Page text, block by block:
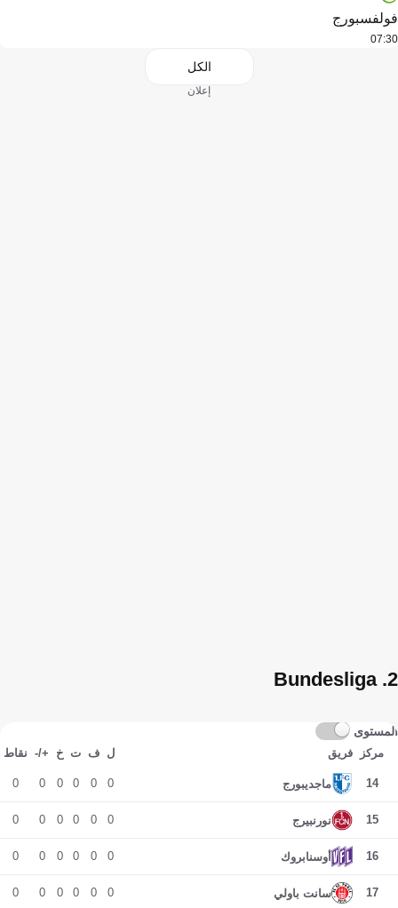
فولفسبورج
07:30
الكل
إعلان
2. Bundesliga
المستوى
مركز فريق ل ف ت خ +/- نقاط
14 ماجديبورج 0
0
0
0
0
0
15 نورنبيرج 0
0
0
0
0
0
16 أوسنابروك 0
0
0
0
0
0
17 سانت باولي 0
0
0
0
0
0